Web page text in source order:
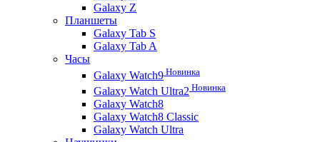
Galaxy Z
Планшеты
Galaxy Tab S
Galaxy Tab A
Часы
Galaxy Watch9 Новинка
Galaxy Watch Ultra2 Новинка
Galaxy Watch8
Galaxy Watch8 Classic
Galaxy Watch Ultra